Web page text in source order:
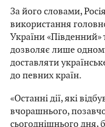
За його словами,
використання
України
дозволяє лише
доставляти
до певних країн.
«Останні дії, які
вчорашнього,
сьогоднішнього дня,